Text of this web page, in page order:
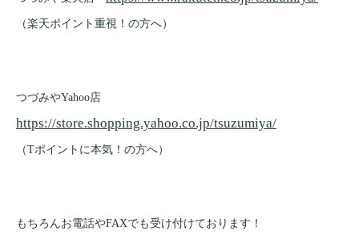
（楽天ポイント重視！の方へ）
つづみやYahoo店
https://store.shopping.yahoo.co.jp/tsuzumiya/
（Tポイントに本気！の方へ）
もちろんお電話やFAXでも受け付けております！